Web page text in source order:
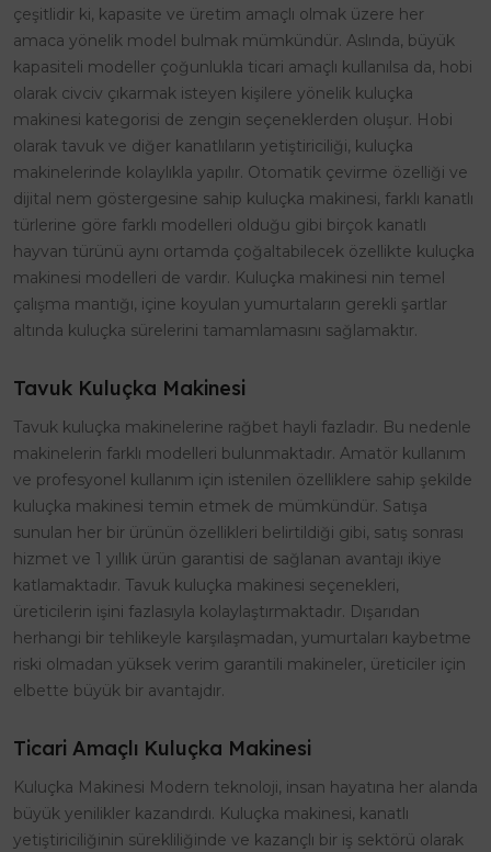
çeşitlidir ki, kapasite ve üretim amaçlı olmak üzere her
amaca yönelik model bulmak mümkündür. Aslında, büyük
kapasiteli modeller çoğunlukla ticari amaçlı kullanılsa da, hobi
olarak civciv çıkarmak isteyen kişilere yönelik kuluçka
makinesi kategorisi de zengin seçeneklerden oluşur. Hobi
olarak tavuk ve diğer kanatlıların yetiştiriciliği, kuluçka
makinelerinde kolaylıkla yapılır. Otomatik çevirme özelliği ve
dijital nem göstergesine sahip kuluçka makinesi, farklı kanatlı
türlerine göre farklı modelleri olduğu gibi birçok kanatlı
hayvan türünü aynı ortamda çoğaltabilecek özellikte kuluçka
makinesi modelleri de vardır. Kuluçka makinesi nin temel
çalışma mantığı, içine koyulan yumurtaların gerekli şartlar
altında kuluçka sürelerini tamamlamasını sağlamaktır.
Tavuk Kuluçka Makinesi
Tavuk kuluçka makinelerine rağbet hayli fazladır. Bu nedenle
makinelerin farklı modelleri bulunmaktadır. Amatör kullanım
ve profesyonel kullanım için istenilen özelliklere sahip şekilde
kuluçka makinesi temin etmek de mümkündür. Satışa
sunulan her bir ürünün özellikleri belirtildiği gibi, satış sonrası
hizmet ve 1 yıllık ürün garantisi de sağlanan avantajı ikiye
katlamaktadır. Tavuk kuluçka makinesi seçenekleri,
üreticilerin işini fazlasıyla kolaylaştırmaktadır. Dışarıdan
herhangi bir tehlikeyle karşılaşmadan, yumurtaları kaybetme
riski olmadan yüksek verim garantili makineler, üreticiler için
elbette büyük bir avantajdır.
Ticari Amaçlı Kuluçka Makinesi
Kuluçka Makinesi Modern teknoloji, insan hayatına her alanda
büyük yenilikler kazandırdı. Kuluçka makinesi, kanatlı
yetiştiriciliğinin sürekliliğinde ve kazançlı bir iş sektörü olarak